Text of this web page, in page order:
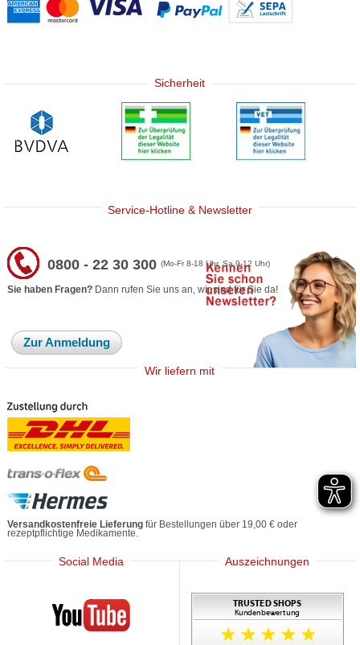
Sicherheit
Service-Hotline & Newsletter
0800 - 22 30 300(Mo-Fr 8-18 Uhr, Sa 9-12 Uhr)
Sie haben Fragen? Dann rufen Sie uns an, wir sind für Sie da!
Zur Anmeldung
Wir liefern mit
Versandkostenfreie Lieferung für Bestellungen über 19,00 € oder
rezeptpflichtige Medikamente.
Social Media
Mediherz
Auszeichnungen